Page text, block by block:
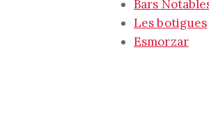
Bars
Les botigues
Esmorzar